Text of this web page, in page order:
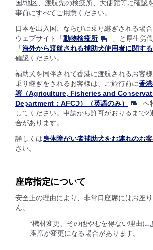
国/地区、渡航先の検疫所、大使館等に確認
事前にすべてご用意ください。
日本を出入国、ならびに乗り継ぎされる場
ウェブサイト「 動物検疫所
」と厚生労
「 海外から渡航される補助犬使用者に関す
確認ください。
補助犬を同伴されて香港に渡航されるお客
乗り継ぎをされるお客様は、ご旅行前に香
署（Agriculture, Fisheries and
Department：AFCD）（英語のみ）
へ
してください。申請から許可がおりるまで2
合があります。
詳しくは身体障がい者補助犬をお連れのお
さい。
座席指定について
安全上の理由により、非常口座席にはお座
ん。
*機材変更、その他やむを得ない理由に
座席が変更になる場合があります。